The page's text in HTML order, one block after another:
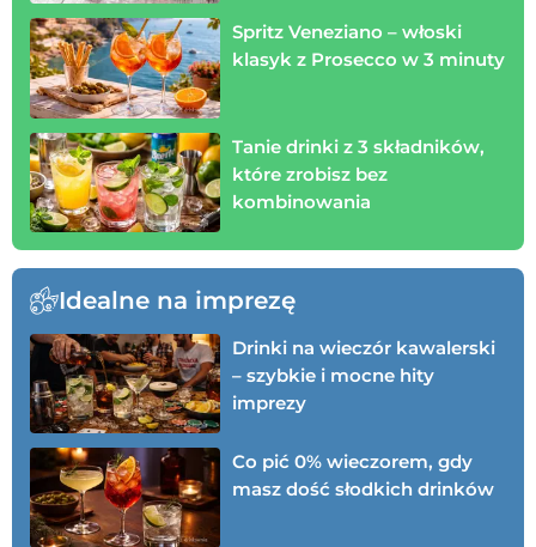
Spritz Veneziano – włoski
klasyk z Prosecco w 3 minuty
Tanie drinki z 3 składników,
które zrobisz bez
kombinowania
Idealne na imprezę
Drinki na wieczór kawalerski
– szybkie i mocne hity
imprezy
Co pić 0% wieczorem, gdy
masz dość słodkich drinków